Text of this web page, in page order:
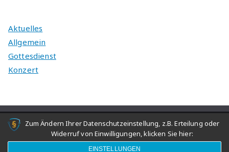
Aktuelles
Allgemein
Gottesdienst
Konzert
Copyright © 2026Junger Chor Schwanheim/Goldstein
Präsentiert vonZakraundWordPress.
Zum Ändern Ihrer Datenschutzeinstellung, z.B. Erteilung oder
Widerruf von Einwilligungen, klicken Sie hier:
EINSTELLUNGEN